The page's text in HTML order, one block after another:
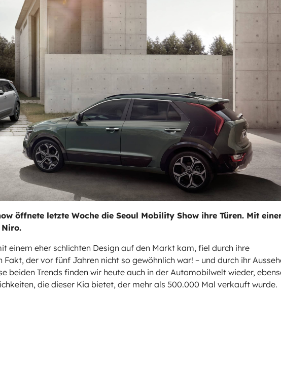
öffnete letzte Woche die Seoul Mobility Show ihre Türen. Mit
Niro.
einem eher schlichten Design auf den Markt kam, fiel durch ihre
Fakt, der vor fünf Jahren nicht so gewöhnlich war! – und durch ihr
beiden Trends finden wir heute auch in der Automobilwelt wieder,
die dieser Kia bietet, der mehr als 500.000 Mal verkauft wurde.